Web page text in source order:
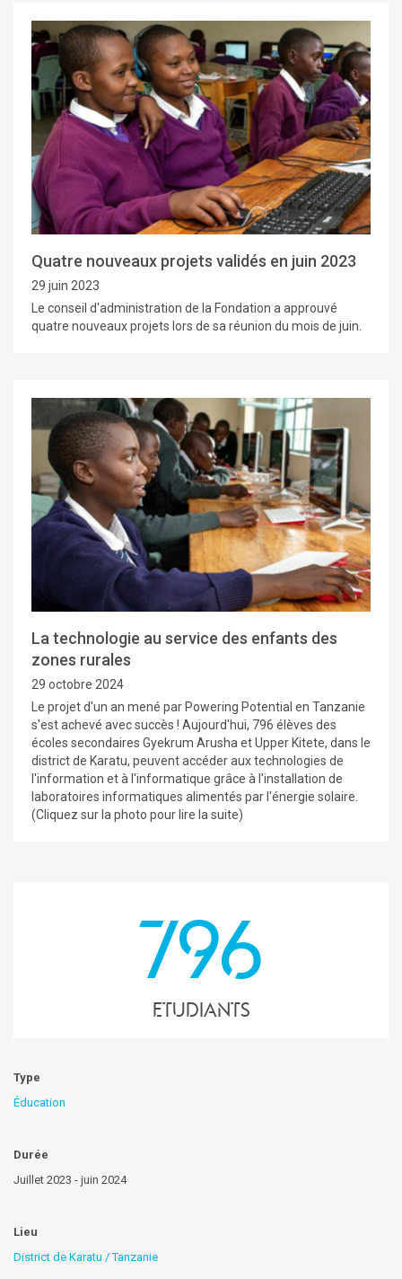
Quatre nouveaux projets validés en juin 2023
29 juin 2023
Le conseil d'administration de la Fondation a approuvé
quatre nouveaux projets lors de sa réunion du mois de juin.
La technologie au service des enfants des
zones rurales
29 octobre 2024
Le projet d'un an mené par Powering Potential en Tanzanie
s'est achevé avec succès ! Aujourd'hui, 796 élèves des
écoles secondaires Gyekrum Arusha et Upper Kitete, dans le
district de Karatu, peuvent accéder aux technologies de
l'information et à l'informatique grâce à l'installation de
laboratoires informatiques alimentés par l'énergie solaire.
(Cliquez sur la photo pour lire la suite)
796
Etudiants
Type
Éducation
Durée
Juillet 2023 - juin 2024
Lieu
District de Karatu / Tanzanie